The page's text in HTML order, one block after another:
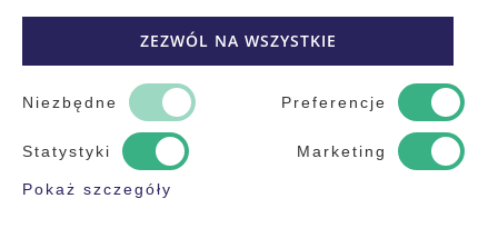
ZEZWÓL NA WSZYSTKIE
Niezbędne Preferencje
Statystyki Marketing
Pokaż szczegóły
Odstąp od umowy
Kontakt